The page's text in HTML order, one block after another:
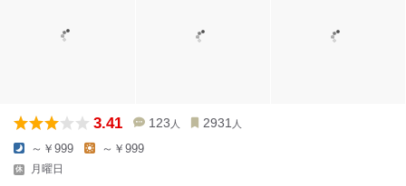
3.41 123 人 2931 人
～￥999 ～￥999
月曜日